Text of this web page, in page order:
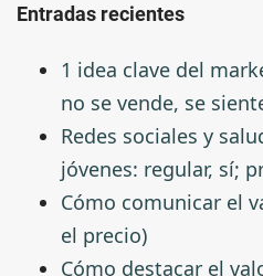
Entradas recientes
1 idea clave del
no se vende, se
Redes sociales y
jóvenes: regular, sí;
Cómo comunicar el
el precio)
Cómo destacar el